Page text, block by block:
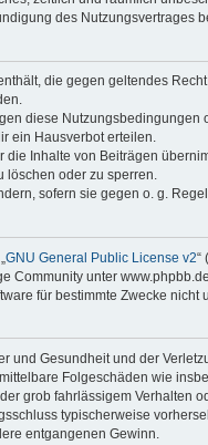
des Nutzungsvertrages
die gegen geltendes
diese
ein Hausverbot erteilen.
Inhalte von Beiträgen
löschen oder zu sperren.
sofern sie gegen o. g.
GNU General Public License v2“
unter
für bestimmte Zwecke nicht
und Gesundheit und der
Folgeschäden wie
grob fahrlässigem
typischerweise
entgangenen Gewinn.